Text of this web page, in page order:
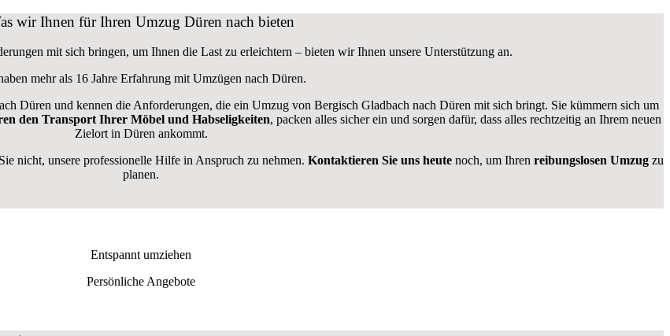
wir Ihnen für Ihren Umzug Düren nach bieten
mit sich bringen, um Ihnen die Last zu erleichtern – bieten wir Ihnen unsere Unterstützung an.
mehr als 16 Jahre Erfahrung mit Umzügen nach Düren.
Düren und kennen die Anforderungen, die ein Umzug von Bergisch Gladbach nach Düren mit sich bringt. Sie kümmern sich um
den Transport Ihrer Möbel und Habseligkeiten, packen alles sicher ein und sorgen dafür, dass alles rechtzeitig an Ihrem neuen
Zielort in Düren ankommt.
nicht, unsere professionelle Hilfe in Anspruch zu nehmen. Kontaktieren Sie uns heutenoch, um Ihren reibungslosen Umzugzu
planen.
Entspannt umziehen
Persönliche Angebote